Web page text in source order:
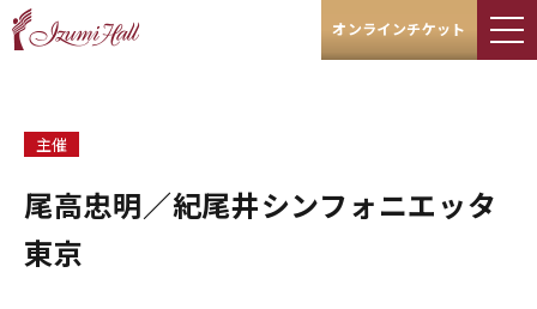
オンラインチケット
主催
尾高忠明／紀尾井シンフォニエッタ
東京